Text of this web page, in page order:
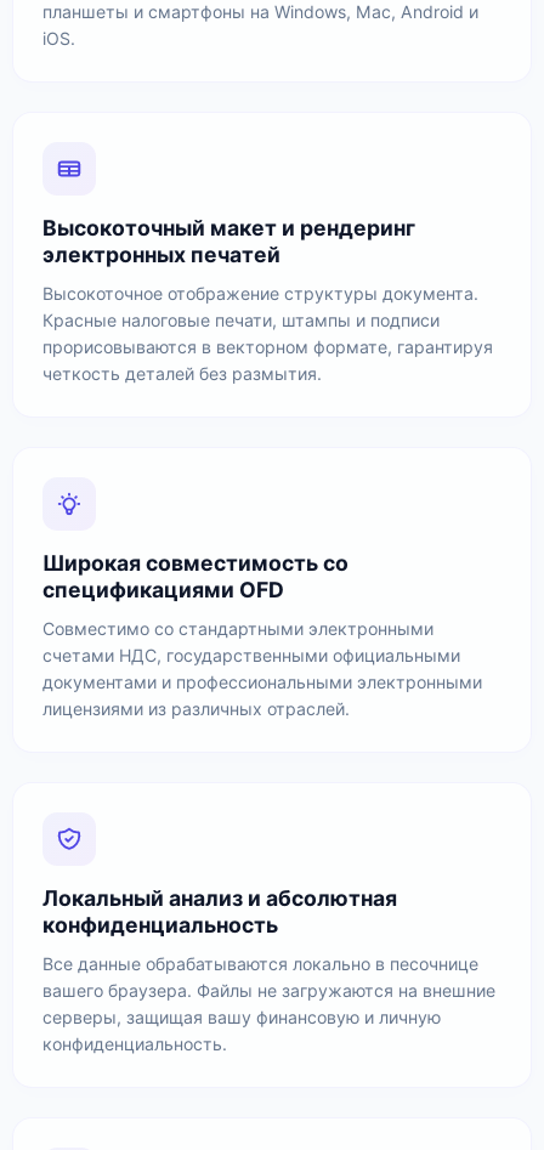
планшеты и смартфоны на Windows, Mac, Android и
iOS.
Высокоточный макет и рендеринг
электронных печатей
Высокоточное отображение структуры документа.
Красные налоговые печати, штампы и подписи
прорисовываются в векторном формате, гарантируя
четкость деталей без размытия.
Широкая совместимость со
спецификациями OFD
Совместимо со стандартными электронными
счетами НДС, государственными официальными
документами и профессиональными электронными
лицензиями из различных отраслей.
Локальный анализ и абсолютная
конфиденциальность
Все данные обрабатываются локально в песочнице
вашего браузера. Файлы не загружаются на внешние
серверы, защищая вашу финансовую и личную
конфиденциальность.